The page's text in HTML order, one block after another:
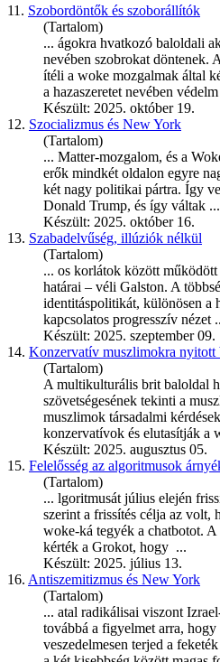
11. Szobordöntők és szoborállítók
(Tartalom)
... ágokra hvatkozó baloldali
nevében szobrokat döntenek.
ítéli a woke mozgalmak által
a hazaszeretet nevében
Készült: 2025. október 19.
12. Szocializmus és New York
(Tartalom)
... Matter-mozgalom, és a
erők mindkét oldalon egyre
két nagy politikai pártra. Így
Donald Trump, és így váltak ...
Készült: 2025. október 16.
13. Szabadelvűség, illúziók nélkül
(Tartalom)
... os korlátok között
határai – véli Galston. A
identitáspolitikát, különösen a
kapcsolatos progresszív nézet
Készült: 2025. szeptember 09.
14. Konzervatív muszlimokra nyitott
(Tartalom)
A multikulturális brit baloldal
szövetségesének tekinti a
muszlimok társadalmi
konzervatívok és elutasítják a
Készült: 2025. augusztus 05.
15. Felelősség az algoritmusok
(Tartalom)
... lgoritmusát július elején
szerint a frissítés célja az volt,
woke-ká tegyék a chatbotot.
kérték a Grokot, hogy ...
Készült: 2025. július 13.
16. Antiszemitizmus és New York
(Tartalom)
... atal radikálisai viszont
továbbá a figyelmet arra, hogy
veszedelmesen terjed a